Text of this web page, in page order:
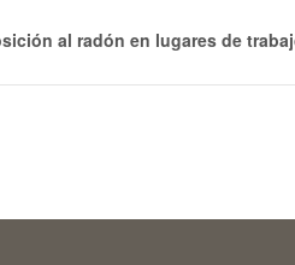
al radón en lugares de